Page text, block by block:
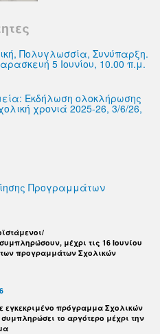
Πολυγλωσσία, Συνύπαρξη.
5 Ιουνίου, 10.00 π.μ.
Εκδήλωση ολοκλήρωσης
χρονιά 2025-26, 3/6/26,
Προγραμμάτων
μέχρι τις 16 Ιουνίου
προγραμμάτων Σχολικών
εγκεκριμένο πρόγραμμα Σχολικών
το αργότερο μέχρι την